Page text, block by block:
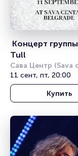
Концерт
Tull
Сава Центр (Sava
11 сент, пт, 20:00
Купить